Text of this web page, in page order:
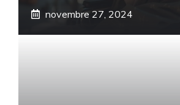
novembre 27, 2024